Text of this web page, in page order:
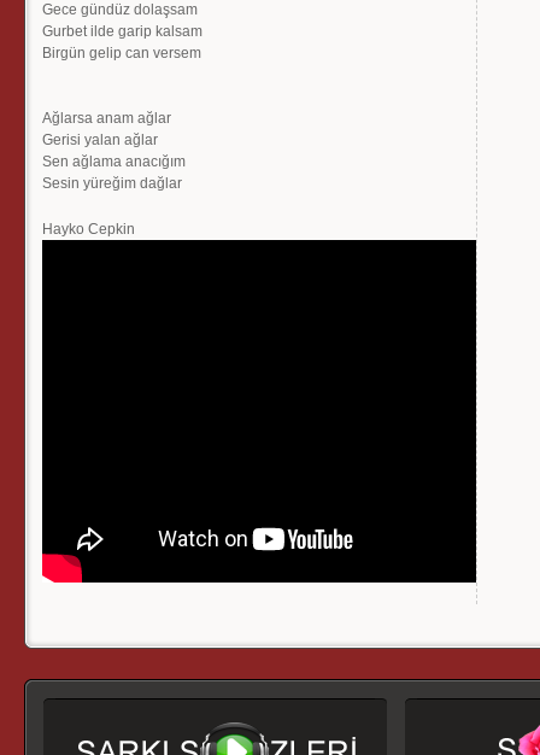
Gece gündüz dolaşsam
Gurbet ilde garip kalsam
Birgün gelip can versem
Ağlarsa anam ağlar
Gerisi yalan ağlar
Sen ağlama anacığım
Sesin yüreğim dağlar
Hayko Cepkin